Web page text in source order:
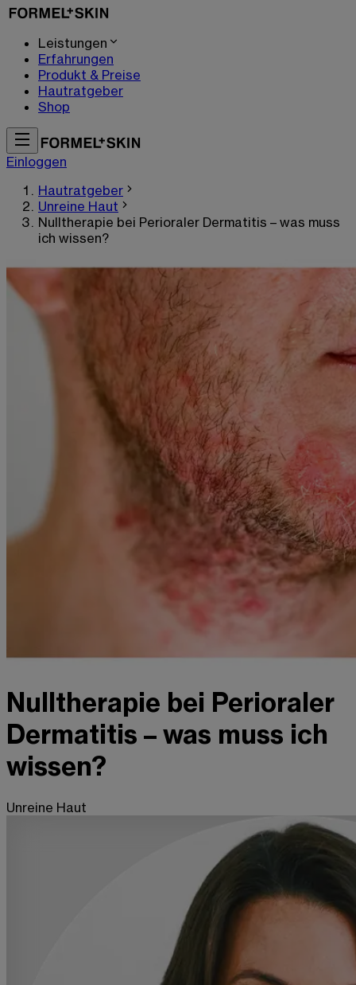
Leistungen
Erfahrungen
Produkt & Preise
Hautratgeber
Shop
Einloggen
Hautratgeber
Unreine Haut
Nulltherapie bei Perioraler Dermatitis – was muss
ich wissen?
Nulltherapie bei Perioraler
Dermatitis – was muss ich
wissen?
Unreine Haut